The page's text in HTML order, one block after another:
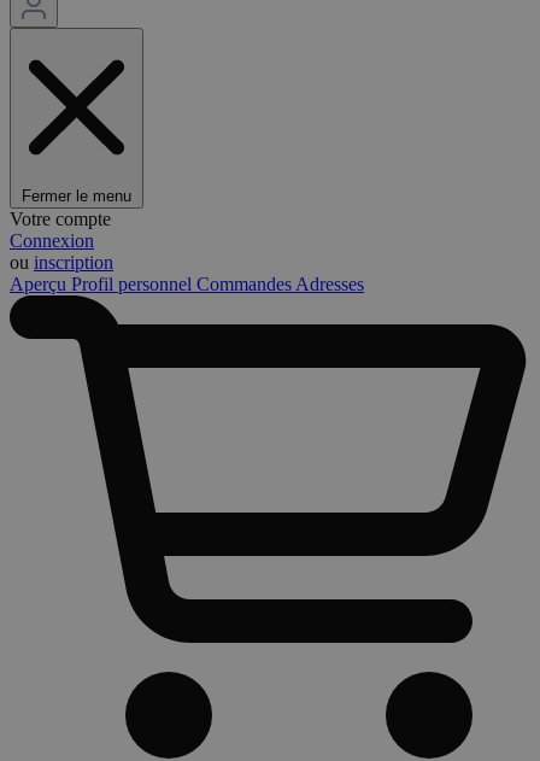
Fermer le menu
Votre compte
Connexion
ou inscription
Aperçu Profil personnel Commandes Adresses